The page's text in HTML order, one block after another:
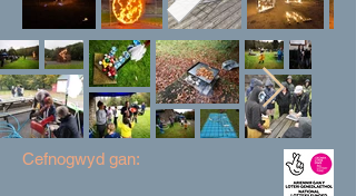
Cefnogwyd gan: